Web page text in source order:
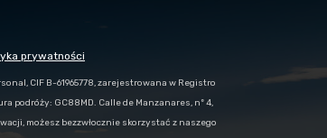
prywatności
CIF B-61965778, zarejestrowana w Registro
podróży: GC88MD. Calle de Manzanares, nº 4,
możesz bezzwłocznie skorzystać z naszego